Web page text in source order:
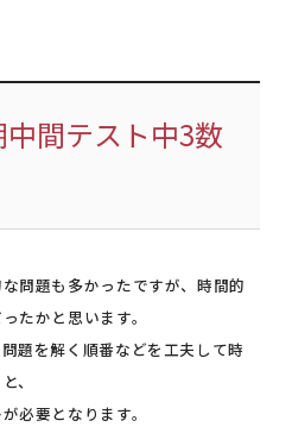
間テスト中3数
問題も多かったですが、時間的
たかと思います。
題を解く順番などを工夫して時
、
必要となります。